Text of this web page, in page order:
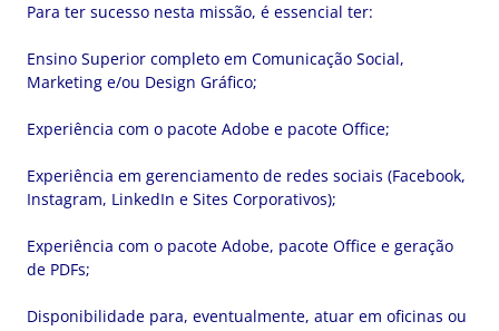
Para ter sucesso nesta missão, é essencial ter:
Ensino Superior completo em Comunicação Social,
Marketing e/ou Design Gráfico;
Experiência com o pacote Adobe e pacote Office;
Experiência em gerenciamento de redes sociais (Facebook,
Instagram, LinkedIn e Sites Corporativos);
Experiência com o pacote Adobe, pacote Office e geração
de PDFs;
Disponibilidade para, eventualmente, atuar em oficinas ou